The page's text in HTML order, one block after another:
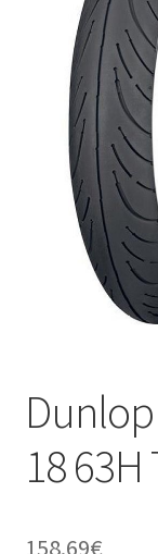
Reifentests
Kontakt
18
158.69€